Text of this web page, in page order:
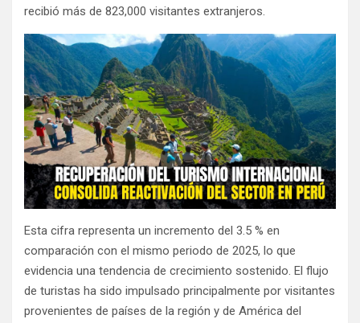
recibió más de 823,000 visitantes extranjeros.
Esta cifra representa un incremento del 3.5 % en
comparación con el mismo periodo de 2025, lo que
evidencia una tendencia de crecimiento sostenido. El flujo
de turistas ha sido impulsado principalmente por visitantes
provenientes de países de la región y de América del